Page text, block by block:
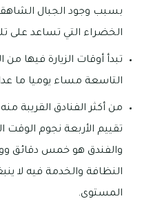
بسبب وجود الجبال
الخضراء التي تساعد على
تبدأ أوقات الزيارة فيها
التاسعة مساء يوميا ما عدا
من أكثر الفنادق القريبة
تقييم الأربعة نجوم الوقت
والفندق هو خمس دقائق
النظافة والخدمة فيه لا
المستوى.